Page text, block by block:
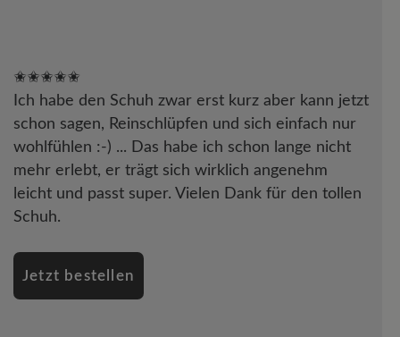
✬✬✬✬✬
Ich habe den Schuh zwar erst kurz aber kann jetzt
schon sagen, Reinschlüpfen und sich einfach nur
wohlfühlen :-) ... Das habe ich schon lange nicht
mehr erlebt, er trägt sich wirklich angenehm
leicht und passt super. Vielen Dank für den tollen
Schuh.
Jetzt bestellen